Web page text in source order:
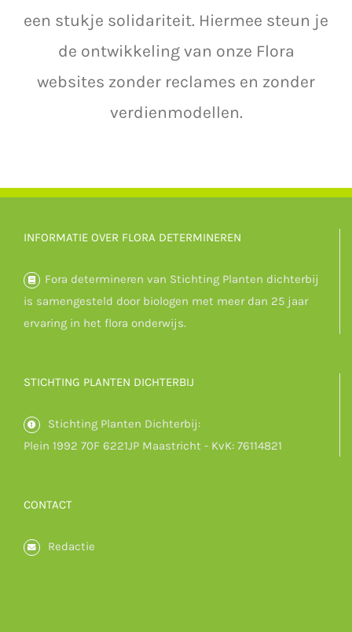
een stukje solidariteit. Hiermee steun je
de ontwikkeling van onze Flora
websites zonder reclames en zonder
verdienmodellen.
INFORMATIE OVER FLORA DETERMINEREN
Fora determineren van Stichting Planten dichterbij
is samengesteld door biologen met meer dan 25 jaar
ervaring in het flora onderwijs.
STICHTING PLANTEN DICHTERBIJ
Stichting Planten Dichterbij:
Plein 1992 70F 6221JP Maastricht - KvK: 76114821
CONTACT
Redactie